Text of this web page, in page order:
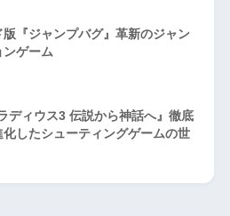
版『ジャンプバグ』革新のジャン
ンゲーム
ディウス3 伝説から神話へ』徹底
化したシューティングゲームの世